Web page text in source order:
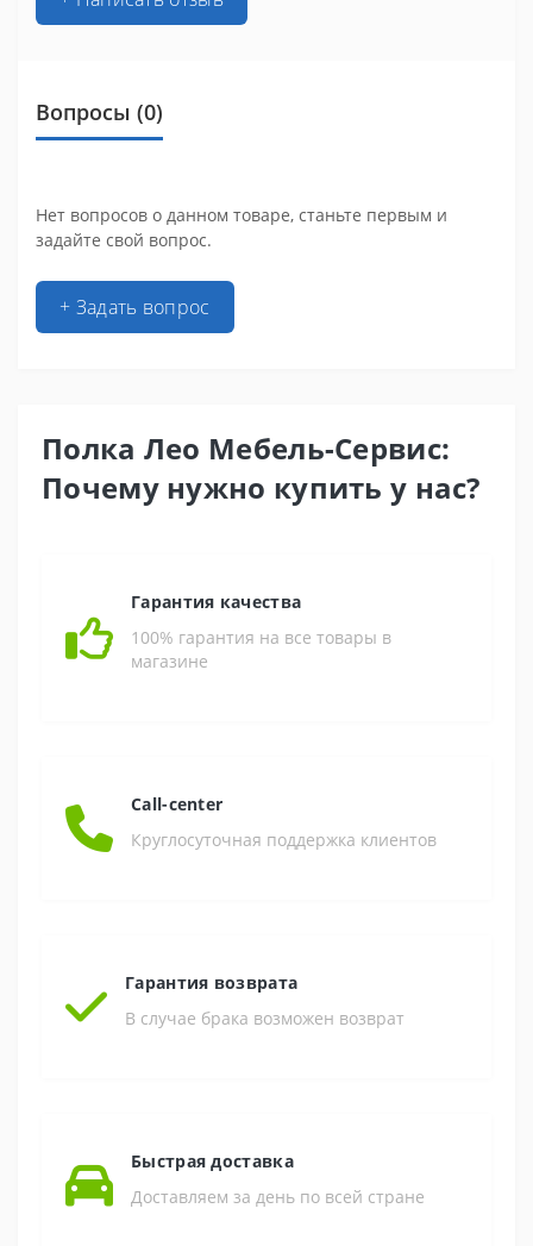
Вопросы (0)
Нет вопросов о данном товаре, станьте первым и
задайте свой вопрос.
+ Задать вопрос
Полка Лео Мебель-Сервис:
Почему нужно купить у нас?
Гарантия качества
100% гарантия на все товары в
магазине
Call-center
Круглосуточная поддержка клиентов
Гарантия возврата
В случае брака возможен возврат
Быстрая доставка
Доставляем за день по всей стране